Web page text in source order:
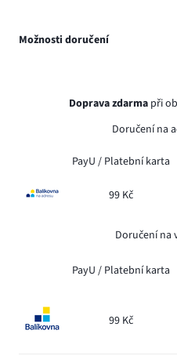
Možnosti doručení
Doprava zdarma při
Doručení na
PayU / Platební karta
99 Kč
Doručení na
PayU / Platební karta
99 Kč